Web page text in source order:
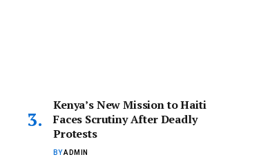
Kenya’s New Mission to Haiti
Faces Scrutiny After Deadly
Protests
BYADMIN